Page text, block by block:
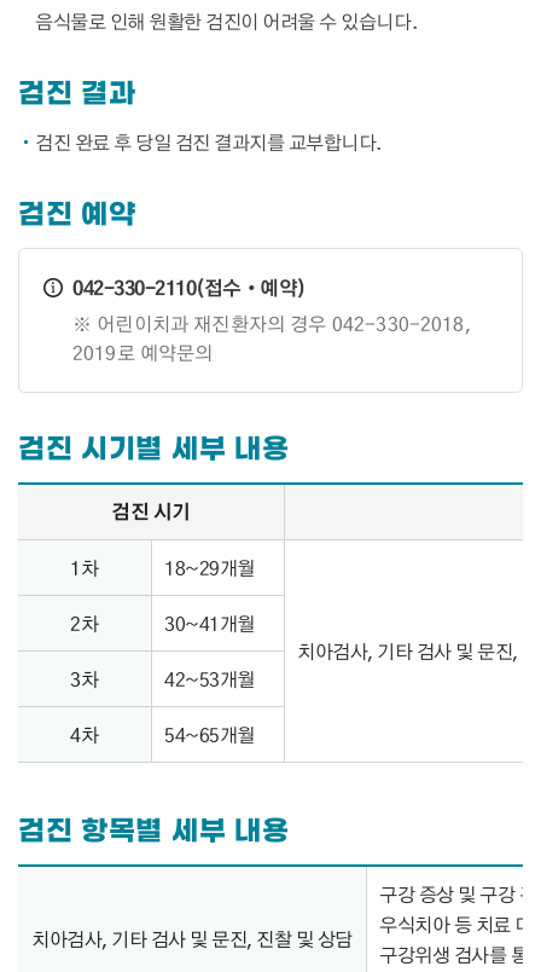
음식물로 인해 원활한 검진이 어려울 수 있습니다.
검진 결과
검진 완료 후 당일 검진 결과지를 교부합니다.
검진 예약
042-330-2110(접수‧예약)
※ 어린이치과 재진환자의 경우 042-330-2018,
2019로 예약문의
검진 시기별 세부 내용
검진 시기별 세부 내용 – 검진시기, 검진항목 정보 제공
검진 시기
1차 18~29개월
치아검사, 기타 검사 및 문진,
2차
30~41개월
3차
42~53개월
4차
54~65개월
검진 항목별 세부 내용
검진 항목별 세부 내용 – 구분, 내용 정보 제공
치아검사, 기타 검사 및 문진, 진찰 및 상담
구강 증상 및 구강
우식치아 등 치료 대
구강위생 검사를 통